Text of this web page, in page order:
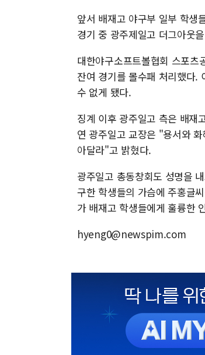
앞서 배재고 야구부 일부 학생
경기 중 광주제일고 더그아웃
대한야구소프트볼협회 스포츠
잔여 경기를 몰수패 처리했다.
수 없게 됐다.
징계 이후 광주일고 측은 배재
연 광주일고 교장은 "용서와
아달라"고 밝혔다.
광주일고 총동창회도 성명을
구한 학생들의 가슴에 주홍글
가 배재고 학생들에게 훌륭한
hyeng0@newspim.com